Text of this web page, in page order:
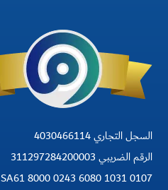
السجل التجاري 4030466114
الرقم الضريبي 311297284200003
SA61 8000 0243 6080 1031 0107 حساب الراجحي